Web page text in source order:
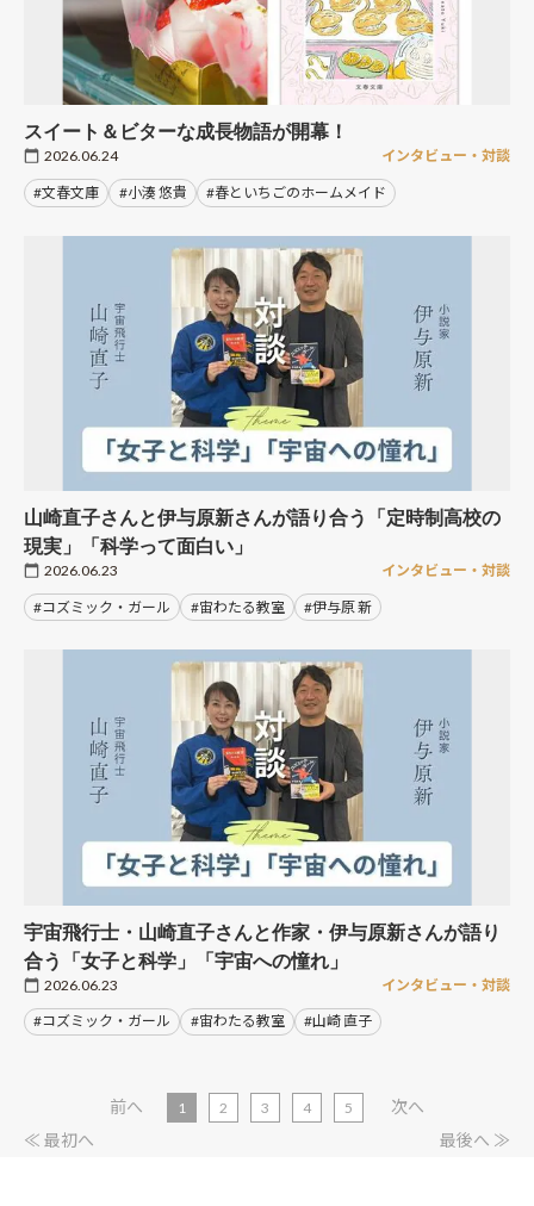
スイート＆ビターな成長物語が開幕！
2026.06.24 インタビュー・対談
#文春文庫 #小湊 悠貴 #春といちごのホームメイド
山崎直子さんと伊与原新さんが語り合う「定時制高校の
現実」「科学って面白い」
2026.06.23 インタビュー・対談
#コズミック・ガール #宙わたる教室 #伊与原 新
宇宙飛行士・山崎直子さんと作家・伊与原新さんが語り
合う「女子と科学」「宇宙への憧れ」
2026.06.23 インタビュー・対談
#コズミック・ガール #宙わたる教室 #山崎 直子
≪ 最初へ
前へ 1 2 3 4 5
次へ
最後へ ≫